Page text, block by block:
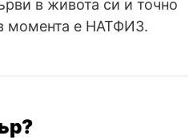
в живота си и точно
момента е НАТФИЗ.